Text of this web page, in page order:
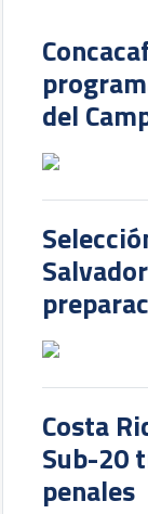
del
Costa
Sub-20
penales